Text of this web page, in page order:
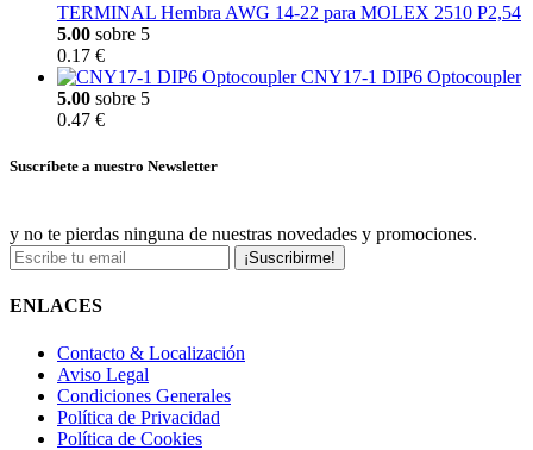
TERMINAL Hembra AWG 14-22 para MOLEX 2510 P2,54
5.00 sobre 5
0.17 €
CNY17-1 DIP6 Optocoupler
5.00 sobre 5
0.47 €
Suscríbete a nuestro Newsletter
y no te pierdas ninguna de nuestras novedades y promociones.
¡Suscribirme!
ENLACES
Contacto & Localización
Aviso Legal
Condiciones Generales
Política de Privacidad
Política de Cookies